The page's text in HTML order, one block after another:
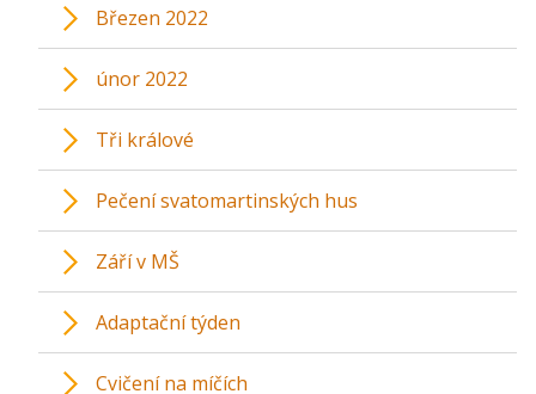
Březen 2022
únor 2022
Tři králové
Pečení svatomartinských hus
Září v MŠ
Adaptační týden
Cvičení na míčích